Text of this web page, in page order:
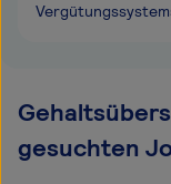
gesuchten